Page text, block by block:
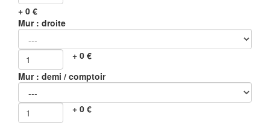
+ 0 €
Mur : droite
+ 0€
Mur : demi / comptoir
+ 0€